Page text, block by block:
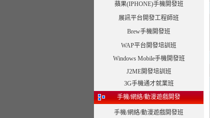
蘋果(IPHONE)手機開發班
展訊平台開發工程師班
Brew手機開發班
WAP平台開發培訓班
Windows Mobile手機開發班
J2ME開發培訓班
3G手機通才就業班
手機/網絡/動漫遊戲開發
手機/網絡/動漫遊戲開發班